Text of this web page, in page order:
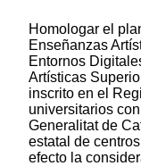
Homologar el
Enseñanzas
Entornos
Artísticas
inscrito en el
universitarios
Generalitat de
estatal de
efecto la